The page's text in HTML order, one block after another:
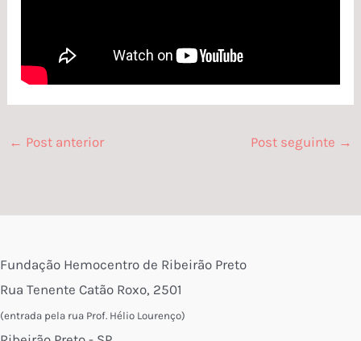
← Post anterior Post seguinte →
Fundação Hemocentro de Ribeirão Preto
Rua Tenente Catão Roxo, 2501
(entrada pela rua Prof. Hélio Lourenço)